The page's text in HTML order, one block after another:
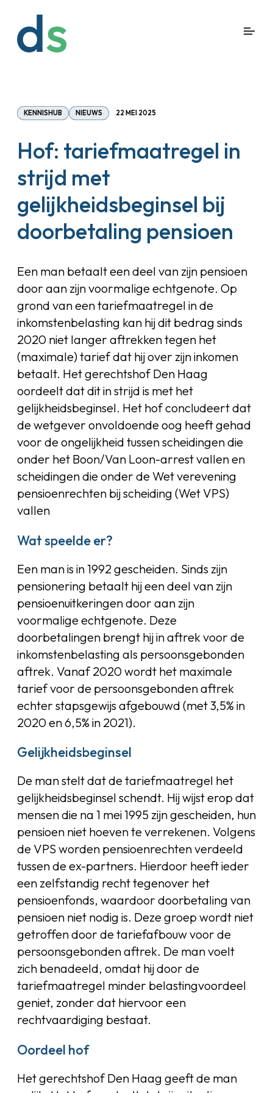
KENNISHUB NIEUWS 22 MEI 2025
Hof: tariefmaatregel in
strijd met
gelijkheidsbeginsel bij
doorbetaling pensioen
Een man betaalt een deel van zijn pensioen
door aan zijn voormalige echtgenote. Op
grond van een tariefmaatregel in de
inkomstenbelasting kan hij dit bedrag sinds
2020 niet langer aftrekken tegen het
(maximale) tarief dat hij over zijn inkomen
betaalt. Het gerechtshof Den Haag
oordeelt dat dit in strijd is met het
gelijkheidsbeginsel. Het hof concludeert dat
de wetgever onvoldoende oog heeft gehad
voor de ongelijkheid tussen scheidingen die
onder het Boon/Van Loon-arrest vallen en
scheidingen die onder de Wet verevening
pensioenrechten bij scheiding (Wet VPS)
vallen
Wat speelde er?
Een man is in 1992 gescheiden. Sinds zijn
pensionering betaalt hij een deel van zijn
pensioenuitkeringen door aan zijn
voormalige echtgenote. Deze
doorbetalingen brengt hij in aftrek voor de
inkomstenbelasting als persoonsgebonden
aftrek. Vanaf 2020 wordt het maximale
tarief voor de persoonsgebonden aftrek
echter stapsgewijs afgebouwd (met 3,5% in
2020 en 6,5% in 2021).
Gelijkheidsbeginsel
De man stelt dat de tariefmaatregel het
gelijkheidsbeginsel schendt. Hij wijst erop dat
mensen die na 1 mei 1995 zijn gescheiden, hun
pensioen niet hoeven te verrekenen. Volgens
de VPS worden pensioenrechten verdeeld
tussen de ex-partners. Hierdoor heeft ieder
een zelfstandig recht tegenover het
pensioenfonds, waardoor doorbetaling van
pensioen niet nodig is. Deze groep wordt niet
getroffen door de tariefafbouw voor de
persoonsgebonden aftrek. De man voelt
zich benadeeld, omdat hij door de
tariefmaatregel minder belastingvoordeel
geniet, zonder dat hiervoor een
rechtvaardiging bestaat.
Oordeel hof
Het gerechtshof Den Haag geeft de man